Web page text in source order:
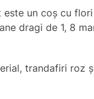
un coș cu
dragi de 1, 8
trandafiri roz